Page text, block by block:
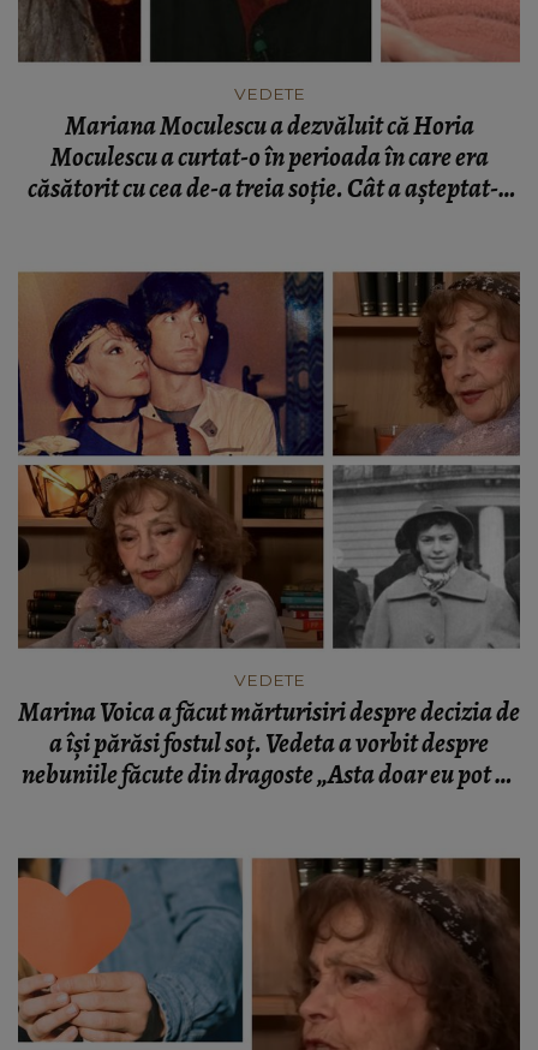
VEDETE
Mariana Moculescu a dezvăluit că Horia
Moculescu a curtat-o în perioada în care era
căsătorit cu cea de-a treia soție. Cât a așteptat-o
VEDETE
Marina Voica a făcut mărturisiri despre decizia de
a își părăsi fostul soț. Vedeta a vorbit despre
nebuniile făcute din dragoste „Asta doar eu pot să